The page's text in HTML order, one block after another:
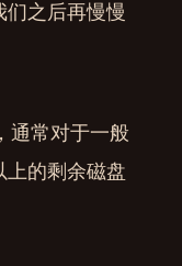
们之后再慢慢
通常对于一般
上的剩余磁盘